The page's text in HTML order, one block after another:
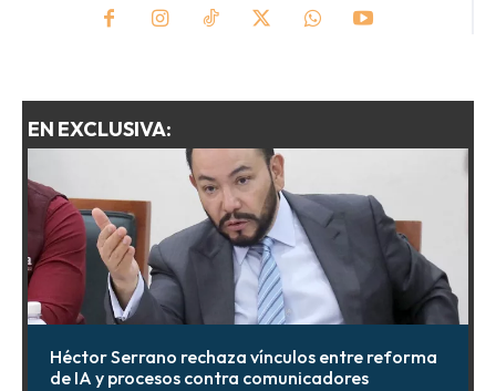
EN EXCLUSIVA:
Héctor Serrano rechaza vínculos entre reforma
de IA y procesos contra comunicadores